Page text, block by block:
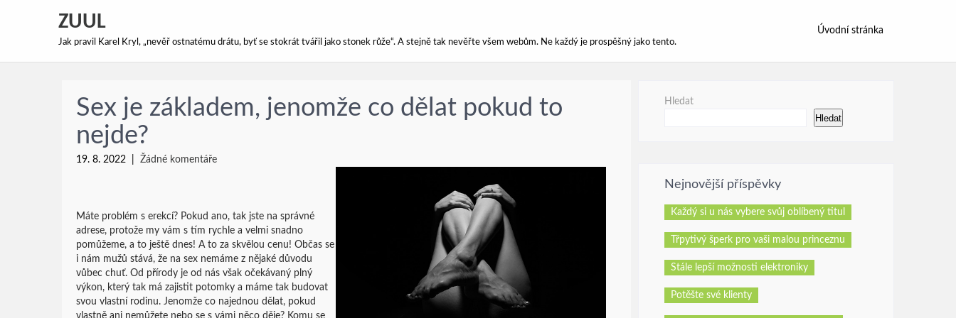
ZUUL
Jak pravil Karel Kryl, „nevěř ostnatému drátu, byť se stokrát tvářil jako stonek růže“. A stejně tak nevěřte všem webům. Ne každý je prospěšný jako tento.
Úvodní stránka
Sex je základem, jenomže co dělat pokud to
nejde?
19. 8. 2022 Žádné komentáře
Máte problém s erekcí? Pokud ano, tak jste na správné
adrese, protože my vám s tím rychle a velmi snadno
pomůžeme, a to ještě dnes! A to za skvělou cenu! Občas se
i nám mužů stává, že na sex nemáme z nějaké důvodu
vůbec chuť. Od přírody je od nás však očekávaný plný
výkon, který tak má zajistit potomky a máme tak budovat
svou vlastní rodinu. Jenomže co najednou dělat, pokud
vlastně ani nemůžete nebo se s vámi něco děje? Komu se
Hledat
Hledat
Nejnovější příspěvky
Každý si u nás vybere svůj oblíbený titul
Třpytivý šperk pro vaši malou princeznu
Stále lepší možnosti elektroniky
Potěšte své klienty